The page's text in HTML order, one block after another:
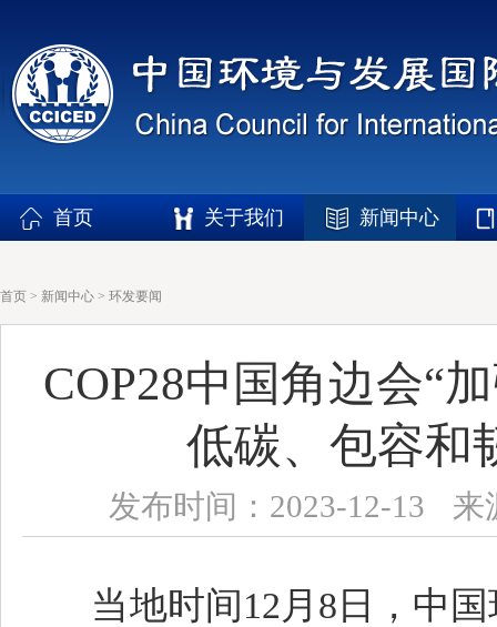
首页 关于我们 新闻中心
首页 > 新闻中心 > 环发要闻
COP28中国角边会“
低碳、包容和
发布时间：2023-12-13 来
当地时间12月8日，中